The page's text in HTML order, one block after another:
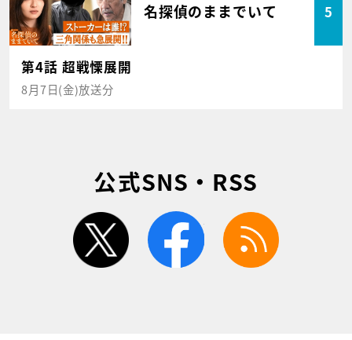
名探偵のままでいて 5
第4話 超戦慄展開
8月7日(金)放送分
公式SNS・RSS
twitter facebook